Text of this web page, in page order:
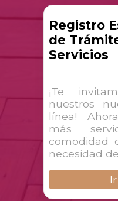
Registro
de
Servicios
¡Te
nuestros
línea!
más
comodidad
necesidad